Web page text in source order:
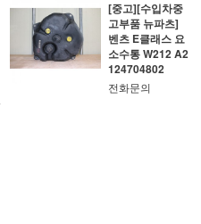
[중고][수입차중
고부품 뉴파츠]
벤츠 E클래스 요
소수통 W212 A2
124704802
전화문의